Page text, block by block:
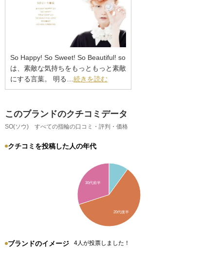
So Happy! So Sweet! So Beautiful! so
は、素敵な気持ちをもっともっと素敵
にする言葉。 明る… 続きを読む
このブランドのクチコミデータ
SO(ソウ) すべての指輪の口コミ・評判・価格
クチコミを投稿した人の年代
30代前半
20代後半
ブランドのイメージ 4人が投票しました！